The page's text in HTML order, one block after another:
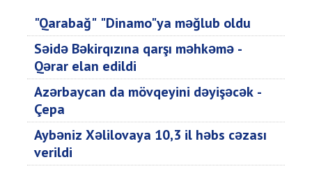
"Qarabağ" "Dinamo"ya məğlub oldu
Səidə Bəkirqızına qarşı məhkəmə -
Qərar elan edildi
Azərbaycan da mövqeyini dəyişəcək -
Çepa
Aybəniz Xəlilovaya 10,3 il həbs cəzası
verildi